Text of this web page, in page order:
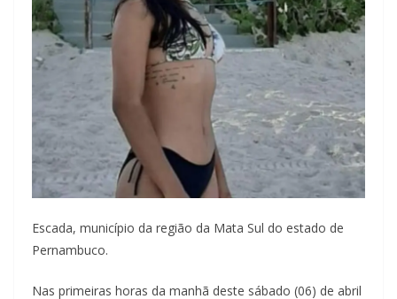
Escada, município da região da Mata Sul do estado de
Pernambuco.
Nas primeiras horas da manhã deste sábado (06) de abril